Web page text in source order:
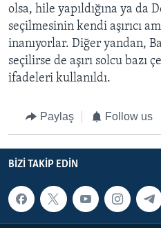
olsa, hile yapıldığına ya da
seçilmesinin kendi aşırıcı
inanıyorlar. Diğer yandan,
seçilirse de aşırı solcu bazı
ifadeleri kullanıldı.
Paylaş Follow us
BIZI TAKIP EDIN